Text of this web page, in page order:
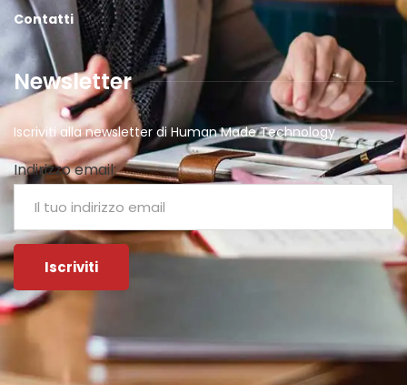
Contatti
Newsletter
Iscriviti alla newsletter di Human Made Technology
Indirizzo email: